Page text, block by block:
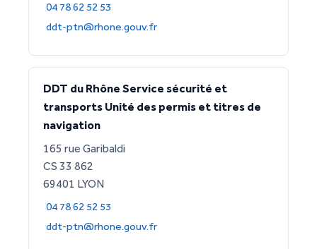
04 78 62 52 53
ddt-ptn@rhone.gouv.fr
DDT du Rhône Service sécurité et
transports Unité des permis et titres de
navigation
165 rue Garibaldi
CS 33 862
69401 LYON
04 78 62 52 53
ddt-ptn@rhone.gouv.fr